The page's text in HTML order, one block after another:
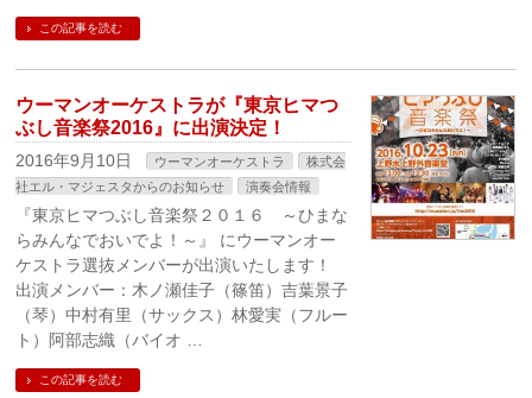
この記事を読む
ウーマンオーケストラが『東京ヒマつ
ぶし音楽祭2016』に出演決定！
2016年9月10日 ウーマンオーケストラ
株式会
社エル・マジェスタからのお知らせ
演奏会情報
『東京ヒマつぶし音楽祭２０１６ ～ひまな
らみんなでおいでよ！～』 にウーマンオー
ケストラ選抜メンバーが出演いたします！
出演メンバー：木ノ瀬佳子（篠笛）吉葉景子
（琴）中村有里（サックス）林愛実（フルー
ト）阿部志織（バイオ …
この記事を読む